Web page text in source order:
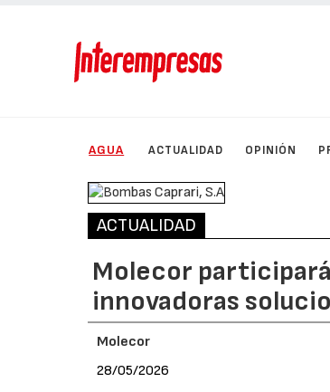
AGUA ACTUALIDAD OPINIÓN
ACTUALIDAD
Molecor participará
innovadoras
Molecor
28/05/2026